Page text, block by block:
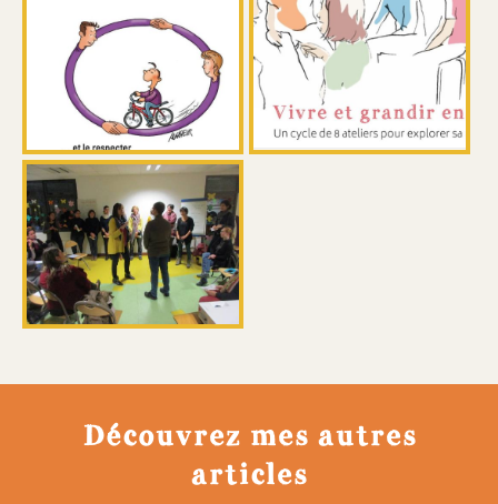
Découvrez mes autres
articles